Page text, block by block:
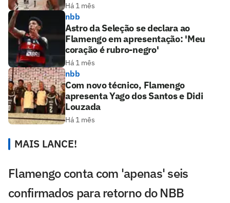
Há 1 mês
nbb
Astro da Seleção se declara ao
Flamengo em apresentação: 'Meu
coração é rubro-negro'
Há 1 mês
nbb
Com novo técnico, Flamengo
apresenta Yago dos Santos e Didi
Louzada
Há 1 mês
MAIS LANCE!
Flamengo conta com 'apenas' seis
confirmados para retorno do NBB